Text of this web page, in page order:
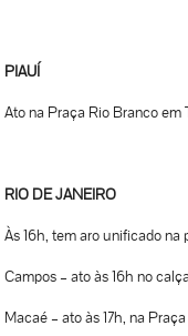
PIAUÍ
Ato na Praça Rio Branco
RIO DE JANEIRO
Às 16h, tem aro unificado na
Campos – ato às 16h no
Macaé – ato às 17h, na